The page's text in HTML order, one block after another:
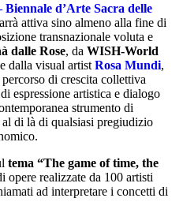
Biennale d’Arte Sacra delle
attiva sino almeno alla fine di
transnazionale voluta e
dalle Rose, da WISH-World
e dalla visual artist Rosa Mundi,
di crescita collettiva
espressione artistica e dialogo
strumento di
di là di qualsiasi pregiudizio
tema “The game of time, the
opere realizzate da 100 artisti
ad interpretare i concetti di